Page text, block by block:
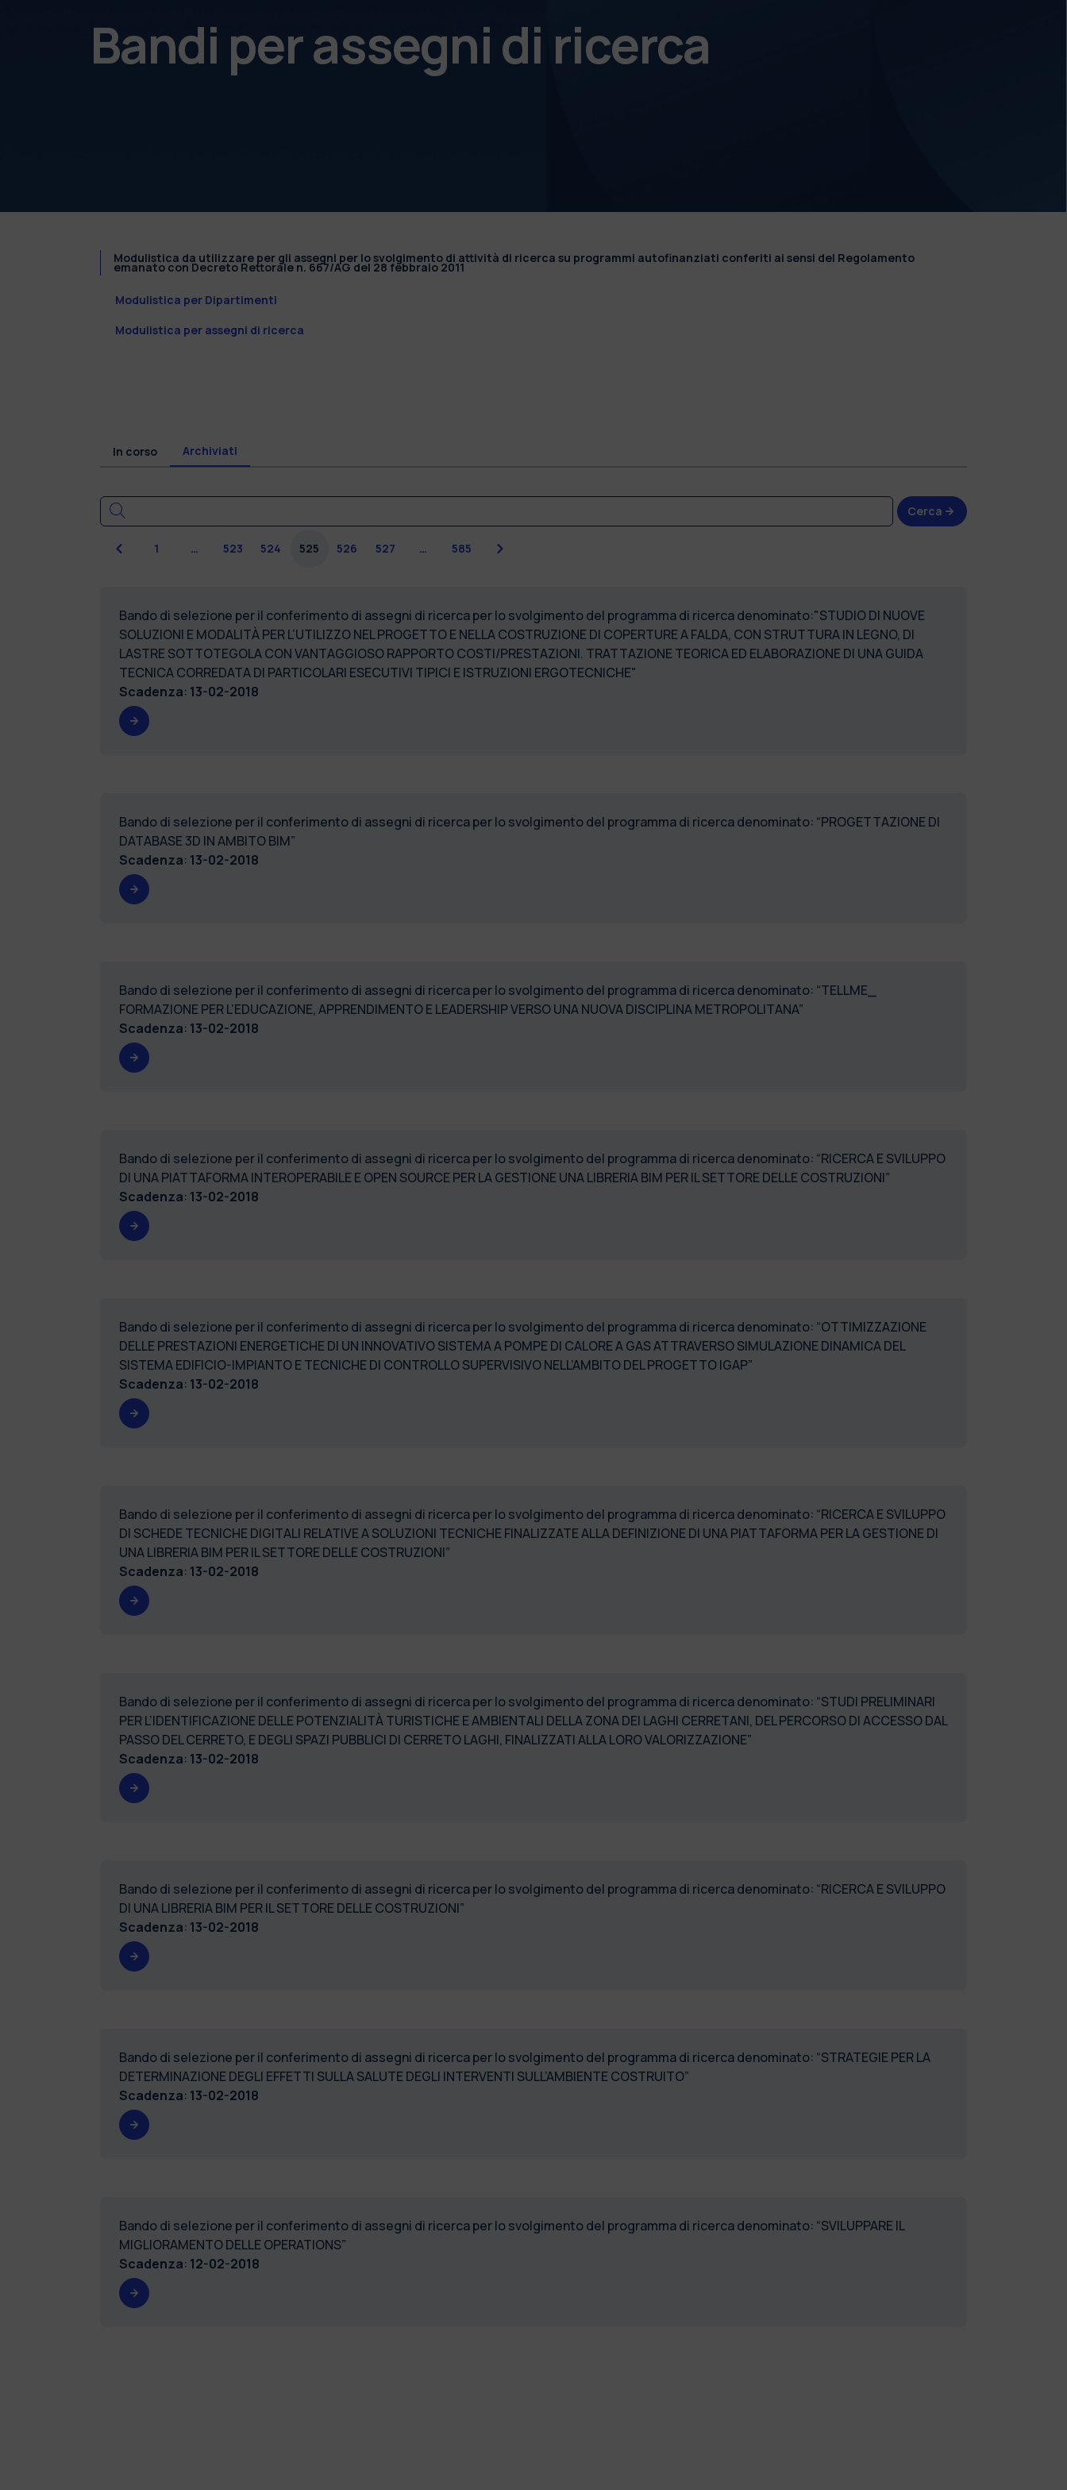
Bandi per assegni di ricerca
Modulistica da utilizzare per gli assegni per lo svolgimento di attività di ricerca su programmi autofinanziati conferiti ai sensi del Regolamento
emanato con Decreto Rettorale n. 667/AG del 28 febbraio 2011
Modulistica per Dipartimenti
Modulistica per assegni di ricerca
In corso Archiviati
Cerca
Precedente
1 … 523 524 525 526 527 … 585 Successiva
Bando di selezione per il conferimento di assegni di ricerca per lo svolgimento del programma di ricerca denominato:"STUDIO DI NUOVE
SOLUZIONI E MODALITÀ PER L’UTILIZZO NEL PROGETTO E NELLA COSTRUZIONE DI COPERTURE A FALDA, CON STRUTTURA IN LEGNO, DI
LASTRE SOTTOTEGOLA CON VANTAGGIOSO RAPPORTO COSTI/PRESTAZIONI. TRATTAZIONE TEORICA ED ELABORAZIONE DI UNA GUIDA
TECNICA CORREDATA DI PARTICOLARI ESECUTIVI TIPICI E ISTRUZIONI ERGOTECNICHE"
Scadenza: 13-02-2018
Bando di selezione per il conferimento di assegni di ricerca per lo svolgimento del programma di ricerca denominato: “PROGETTAZIONE DI
DATABASE 3D IN AMBITO BIM”
Scadenza: 13-02-2018
Bando di selezione per il conferimento di assegni di ricerca per lo svolgimento del programma di ricerca denominato: “TELLME_
FORMAZIONE PER L’EDUCAZIONE, APPRENDIMENTO E LEADERSHIP VERSO UNA NUOVA DISCIPLINA METROPOLITANA”
Scadenza: 13-02-2018
Bando di selezione per il conferimento di assegni di ricerca per lo svolgimento del programma di ricerca denominato: “RICERCA E SVILUPPO
DI UNA PIATTAFORMA INTEROPERABILE E OPEN SOURCE PER LA GESTIONE UNA LIBRERIA BIM PER IL SETTORE DELLE COSTRUZIONI”
Scadenza: 13-02-2018
Bando di selezione per il conferimento di assegni di ricerca per lo svolgimento del programma di ricerca denominato: “OTTIMIZZAZIONE
DELLE PRESTAZIONI ENERGETICHE DI UN INNOVATIVO SISTEMA A POMPE DI CALORE A GAS ATTRAVERSO SIMULAZIONE DINAMICA DEL
SISTEMA EDIFICIO-IMPIANTO E TECNICHE DI CONTROLLO SUPERVISIVO NELL’AMBITO DEL PROGETTO IGAP”
Scadenza: 13-02-2018
Bando di selezione per il conferimento di assegni di ricerca per lo svolgimento del programma di ricerca denominato: “RICERCA E SVILUPPO
DI SCHEDE TECNICHE DIGITALI RELATIVE A SOLUZIONI TECNICHE FINALIZZATE ALLA DEFINIZIONE DI UNA PIATTAFORMA PER LA GESTIONE DI
UNA LIBRERIA BIM PER IL SETTORE DELLE COSTRUZIONI”
Scadenza: 13-02-2018
Bando di selezione per il conferimento di assegni di ricerca per lo svolgimento del programma di ricerca denominato: “STUDI PRELIMINARI
PER L’IDENTIFICAZIONE DELLE POTENZIALITÀ TURISTICHE E AMBIENTALI DELLA ZONA DEI LAGHI CERRETANI, DEL PERCORSO DI ACCESSO DAL
PASSO DEL CERRETO, E DEGLI SPAZI PUBBLICI DI CERRETO LAGHI, FINALIZZATI ALLA LORO VALORIZZAZIONE”
Scadenza: 13-02-2018
Bando di selezione per il conferimento di assegni di ricerca per lo svolgimento del programma di ricerca denominato: “RICERCA E SVILUPPO
DI UNA LIBRERIA BIM PER IL SETTORE DELLE COSTRUZIONI”
Scadenza: 13-02-2018
Bando di selezione per il conferimento di assegni di ricerca per lo svolgimento del programma di ricerca denominato: “STRATEGIE PER LA
DETERMINAZIONE DEGLI EFFETTI SULLA SALUTE DEGLI INTERVENTI SULL’AMBIENTE COSTRUITO”
Scadenza: 13-02-2018
Bando di selezione per il conferimento di assegni di ricerca per lo svolgimento del programma di ricerca denominato: “SVILUPPARE IL
MIGLIORAMENTO DELLE OPERATIONS”
Scadenza: 12-02-2018